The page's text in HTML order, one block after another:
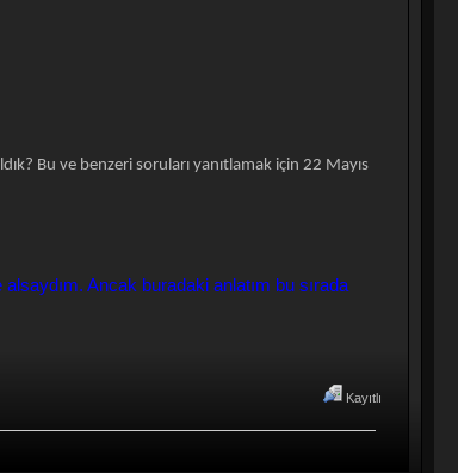
Bu ve benzeri soruları yanıtlamak için 22 Mayıs
Ancak buradaki anlatım bu sırada
Kayıtlı